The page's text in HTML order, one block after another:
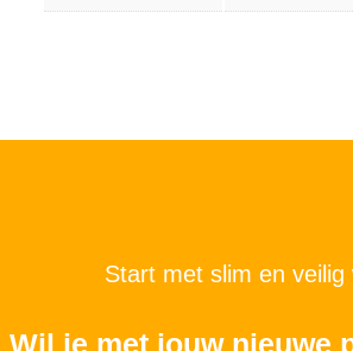
Start met slim en veilig
Wil je met jouw nieuwe